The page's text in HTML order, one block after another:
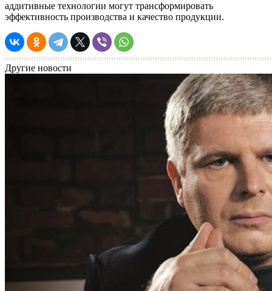
аддитивные технологии могут трансформировать
эффективность производства и качество продукции.
Другие новости